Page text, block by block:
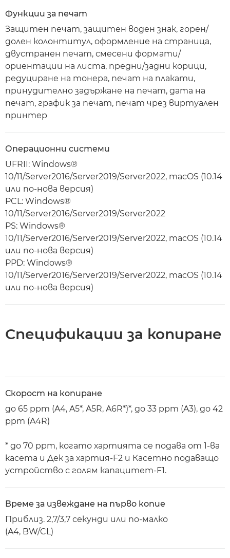
Функции за печат
Защитен печат, защитен воден знак, горен/
долен колонтитул, оформление на страница,
двустранен печат, смесени формати/
ориентации на листа, предни/задни корици,
редуциране на тонера, печат на плакати,
принудително задържане на печат, дата на
печат, график за печат, печат чрез виртуален
принтер
Операционни системи
UFRII: Windows®
10/11/Server2016/Server2019/Server2022, macOS (10.14
или по-нова версия)
PCL: Windows®
10/11/Server2016/Server2019/Server2022
PS: Windows®
10/11/Server2016/Server2019/Server2022, macOS (10.14
или по-нова версия)
PPD: Windows®
10/11/Server2016/Server2019/Server2022, macOS (10.14
или по-нова версия)
Спецификации за копиране
Скорост на копиране
до 65 ppm (A4, A5*, A5R, A6R*)*, до 33 ppm (A3), до 42
ppm (A4R)
* до 70 ppm, когато хартията се подава от 1-ва
касета и Дек за хартия-F2 и Касетно подаващо
устройство с голям капацитет-F1.
Време за извеждане на първо копие
Приблиз. 2,7/3,7 секунди или по-малко
(A4, BW/CL)